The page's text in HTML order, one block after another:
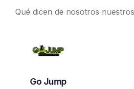
Qué dicen de nosotros
Go Jump